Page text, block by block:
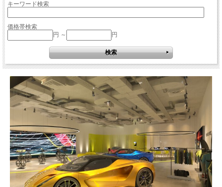
キーワード検索
価格帯検索
円 ～
円